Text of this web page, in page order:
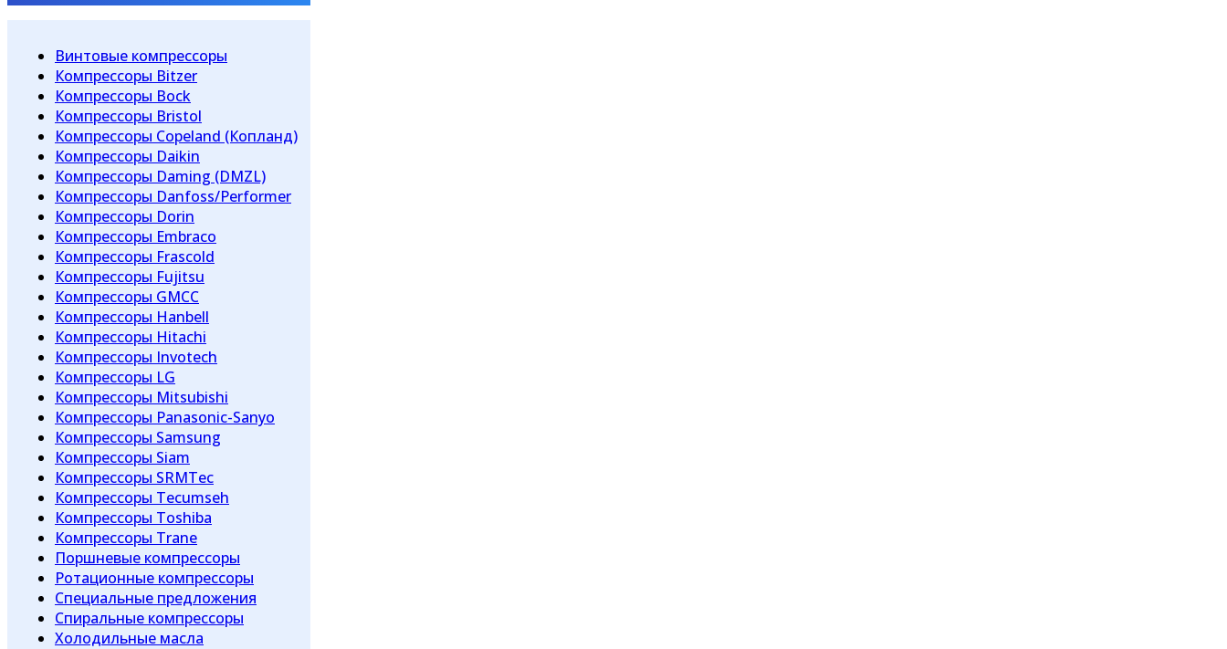
Винтовые компрессоры
Компрессоры Bitzer
Компрессоры Bock
Компрессоры Bristol
Компрессоры Copeland (Копланд)
Компрессоры Daikin
Компрессоры Daming (DMZL)
Компрессоры Danfoss/Performer
Компрессоры Dorin
Компрессоры Embraco
Компрессоры Frascold
Компрессоры Fujitsu
Компрессоры GMCC
Компрессоры Hanbell
Компрессоры Hitachi
Компрессоры Invotech
Компрессоры LG
Компрессоры Mitsubishi
Компрессоры Panasonic-Sanyo
Компрессоры Samsung
Компрессоры Siam
Компрессоры SRMTec
Компрессоры Tecumseh
Компрессоры Toshiba
Компрессоры Trane
Поршневые компрессоры
Ротационные компрессоры
Специальные предложения
Спиральные компрессоры
Холодильные масла